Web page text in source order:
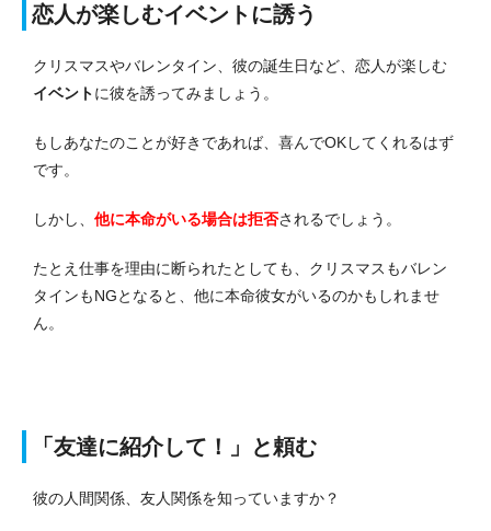
恋人が楽しむイベントに誘う
クリスマスやバレンタイン、彼の誕生日など、恋人が楽しむ
イベントに彼を誘ってみましょう。
もしあなたのことが好きであれば、喜んでOKしてくれるはず
です。
しかし、 他に本命がいる場合は拒否されるでしょう。
たとえ仕事を理由に断られたとしても、クリスマスもバレン
タインもNGとなると、他に本命彼女がいるのかもしれませ
ん。
「友達に紹介して！」と頼む
彼の人間関係、友人関係を知っていますか？